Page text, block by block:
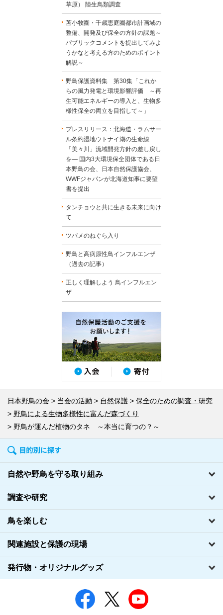
草原） 陸生鳥類調査
苫小牧圏・千歳恵庭圏都市計画域の
整備、開発及び保全の方針の課題～
パブリックコメントを提出してみよ
うかなと考える方のためのポイント
解説～
野鳥保護資料集 第30集「これか
らの風力発電と環境影響評価 ～再
生可能エネルギーの導入と、生物多
様性保全の両立を目指して～」
プレスリリース：北海道・ラムサー
ル条約湿地ウトナイ湖の生命線
「美々川」流域開発方針の差し戻し
を― 国内3大環境保全団体である日
本野鳥の会、日本自然保護協会、
WWFジャパンが北海道知事に要望
書を提出
タンチョウと共に生きる未来に向け
て
ツバメのねぐら入り
野鳥と高病原性鳥インフルエンザ
（過去の記事）
正しく理解しよう 鳥インフルエン
ザ
日本野鳥の会 当会の活動 自然保護
保全のための調査・研究
野鳥による生物多様性に富んだ森づくり
野鳥が運んだ植物のタネ ～本当に育つの？～
自然や野鳥を守る取り組み
調査や研究
鳥を楽しむ
関連施設と保護の現場
発行物・オリジナルグッズ